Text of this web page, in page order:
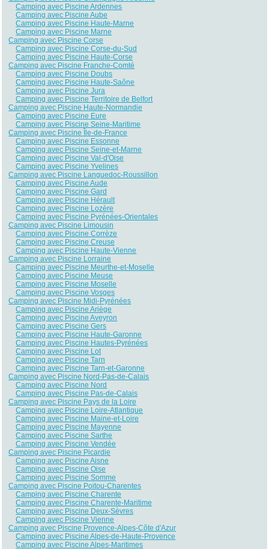
Camping avec Piscine Ardennes
Camping avec Piscine Aube
Camping avec Piscine Haute-Marne
Camping avec Piscine Marne
Camping avec Piscine Corse
Camping avec Piscine Corse-du-Sud
Camping avec Piscine Haute-Corse
Camping avec Piscine Franche-Comté
Camping avec Piscine Doubs
Camping avec Piscine Haute-Saône
Camping avec Piscine Jura
Camping avec Piscine Territoire de Belfort
Camping avec Piscine Haute-Normandie
Camping avec Piscine Eure
Camping avec Piscine Seine-Maritime
Camping avec Piscine Île-de-France
Camping avec Piscine Essonne
Camping avec Piscine Seine-et-Marne
Camping avec Piscine Val-d'Oise
Camping avec Piscine Yvelines
Camping avec Piscine Languedoc-Roussillon
Camping avec Piscine Aude
Camping avec Piscine Gard
Camping avec Piscine Hérault
Camping avec Piscine Lozère
Camping avec Piscine Pyrénées-Orientales
Camping avec Piscine Limousin
Camping avec Piscine Corrèze
Camping avec Piscine Creuse
Camping avec Piscine Haute-Vienne
Camping avec Piscine Lorraine
Camping avec Piscine Meurthe-et-Moselle
Camping avec Piscine Meuse
Camping avec Piscine Moselle
Camping avec Piscine Vosges
Camping avec Piscine Midi-Pyrénées
Camping avec Piscine Ariège
Camping avec Piscine Aveyron
Camping avec Piscine Gers
Camping avec Piscine Haute-Garonne
Camping avec Piscine Hautes-Pyrénées
Camping avec Piscine Lot
Camping avec Piscine Tarn
Camping avec Piscine Tarn-et-Garonne
Camping avec Piscine Nord-Pas-de-Calais
Camping avec Piscine Nord
Camping avec Piscine Pas-de-Calais
Camping avec Piscine Pays de la Loire
Camping avec Piscine Loire-Atlantique
Camping avec Piscine Maine-et-Loire
Camping avec Piscine Mayenne
Camping avec Piscine Sarthe
Camping avec Piscine Vendée
Camping avec Piscine Picardie
Camping avec Piscine Aisne
Camping avec Piscine Oise
Camping avec Piscine Somme
Camping avec Piscine Poitou-Charentes
Camping avec Piscine Charente
Camping avec Piscine Charente-Maritime
Camping avec Piscine Deux-Sèvres
Camping avec Piscine Vienne
Camping avec Piscine Provence-Alpes-Côte d'Azur
Camping avec Piscine Alpes-de-Haute-Provence
Camping avec Piscine Alpes-Maritimes